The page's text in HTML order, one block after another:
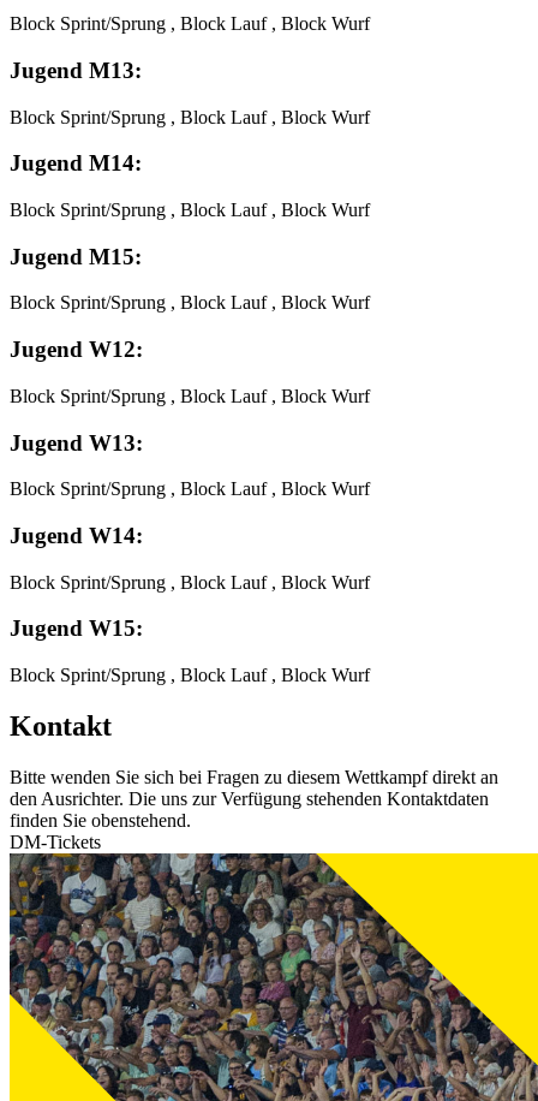
Block Sprint/Sprung , Block Lauf , Block Wurf
Jugend M13:
Block Sprint/Sprung , Block Lauf , Block Wurf
Jugend M14:
Block Sprint/Sprung , Block Lauf , Block Wurf
Jugend M15:
Block Sprint/Sprung , Block Lauf , Block Wurf
Jugend W12:
Block Sprint/Sprung , Block Lauf , Block Wurf
Jugend W13:
Block Sprint/Sprung , Block Lauf , Block Wurf
Jugend W14:
Block Sprint/Sprung , Block Lauf , Block Wurf
Jugend W15:
Block Sprint/Sprung , Block Lauf , Block Wurf
Kontakt
Bitte wenden Sie sich bei Fragen zu diesem Wettkampf direkt an
den Ausrichter. Die uns zur Verfügung stehenden Kontaktdaten
finden Sie obenstehend.
DM-Tickets